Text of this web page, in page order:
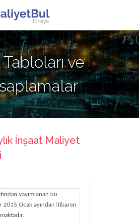
ve
İnşaat Maliyet
yayımlanan bu
2015 Ocak ayından itibaren